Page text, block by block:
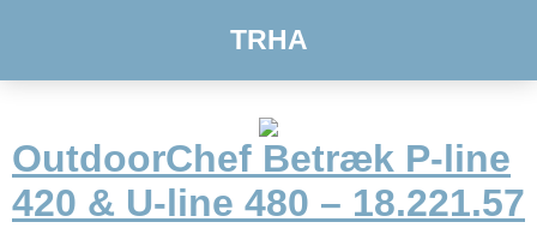
TRHA
OutdoorChef Betræk P-line
420 & U-line 480 – 18.221.57